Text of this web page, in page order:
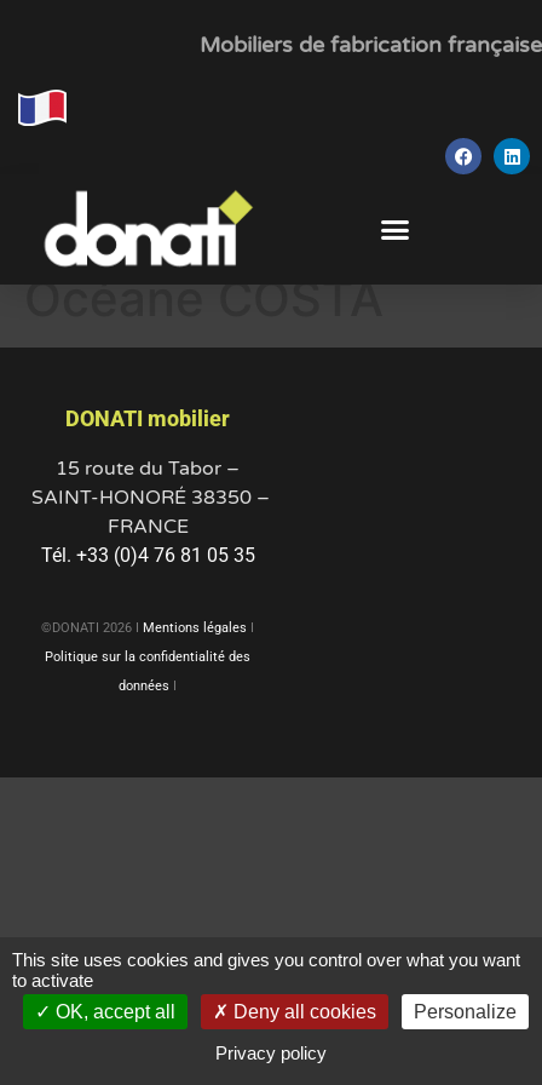
Mobiliers de fabrication française
Océane COSTA
DONATI mobilier
15 route du Tabor –
SAINT-HONORÉ 38350 –
FRANCE
Tél. +33 (0)4 76 81 05 35
©DONATI 2026 I Mentions légales
Politique sur la confidentialité des
données
This site uses cookies and gives you control over what you want
to activate
OK, accept all
Deny all cookies
Personalize
Privacy policy